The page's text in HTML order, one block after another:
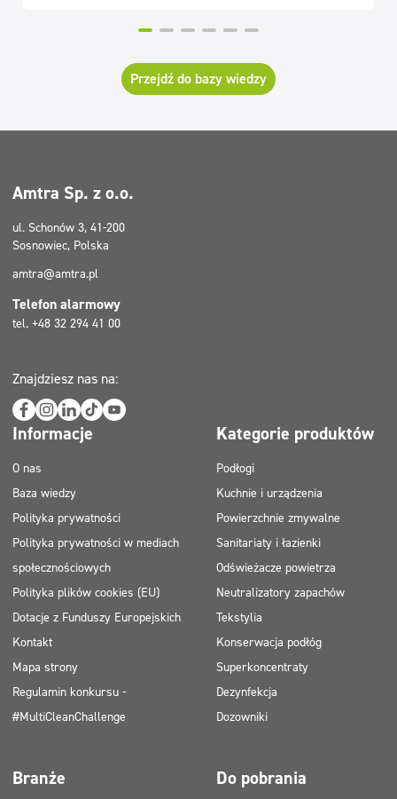
Przejdź do bazy wiedzy
Amtra Sp. z o.o.
ul. Schonów 3, 41-200
Sosnowiec, Polska
amtra@amtra.pl
Telefon alarmowy
tel. +48 32 294 41 00
Znajdziesz nas na:
Informacje
O nas
Baza wiedzy
Polityka prywatności
Polityka prywatności w mediach
społecznościowych
Polityka plików cookies (EU)
Dotacje z Funduszy Europejskich
Kontakt
Mapa strony
Regulamin konkursu -
#MultiCleanChallenge
Kategorie produktów
Podłogi
Kuchnie i urządzenia
Powierzchnie zmywalne
Sanitariaty i łazienki
Odświeżacze powietrza
Neutralizatory zapachów
Tekstylia
Konserwacja podłóg
Superkoncentraty
Dezynfekcja
Dozowniki
Branże Do pobrania